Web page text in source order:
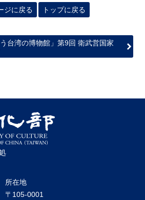
ジに戻る トップに戻る
う台湾の博物館」第9回 衛武営国家
所在地
〒105-0001